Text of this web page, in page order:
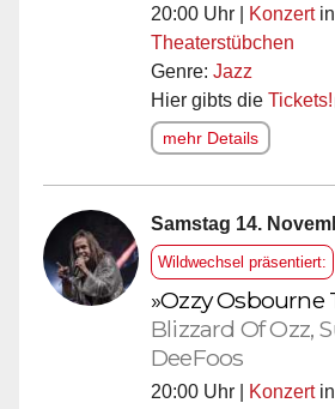
20:00 Uhr | Konzertin
Theaterstübchen
Genre: Jazz
Hier gibts die Tickets!
mehr Details
Samstag 14.
Wildwechsel präsentiert:
»Ozzy Osbourne
Blizzard Of Ozz,
DeeFoos
20:00 Uhr | Konzertin